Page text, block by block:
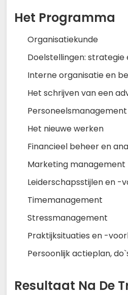
Het Programma
Organisatiekunde
Doelstellingen: strategie
Interne organisatie en
Het schrijven van een
Personeelsmanagement
Het nieuwe werken
Financieel beheer en
Marketing management
Leiderschapsstijlen en -
Timemanagement
Stressmanagement
Praktijksituaties en -
Persoonlijk actieplan,
Resultaat Na De